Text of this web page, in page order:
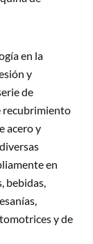
en la
y
de
recubrimiento
acero y
en
bebidas,
y de